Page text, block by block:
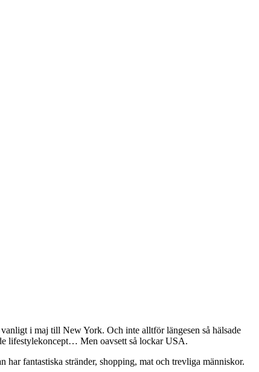
i maj till New York. Och inte alltför längesen så hälsade
lifestylekoncept… Men oavsett så lockar USA.
fantastiska stränder, shopping, mat och trevliga människor.